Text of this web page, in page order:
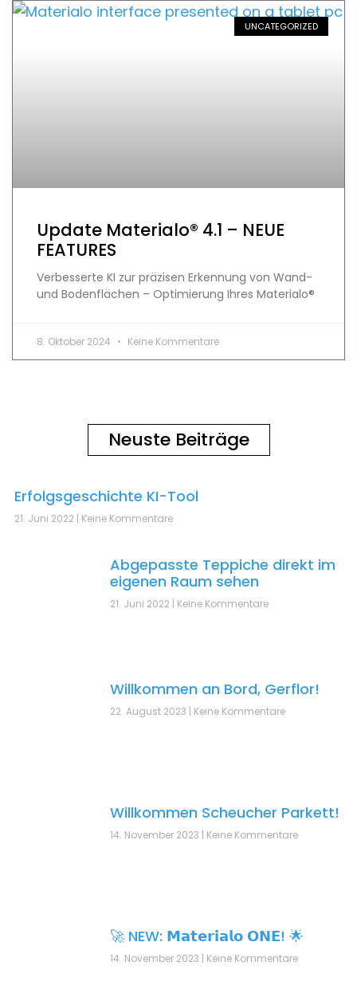
UNCATEGORIZED
Update Materialo® 4.1 – NEUE
FEATURES
Verbesserte KI zur präzisen Erkennung von Wand-
und Bodenflächen – Optimierung Ihres Materialo®
8. Oktober 2024 Keine Kommentare
Neuste Beiträge
Erfolgsgeschichte KI-Tool
21. Juni 2022 Keine Kommentare
Abgepasste Teppiche direkt im
eigenen Raum sehen
21. Juni 2022 Keine Kommentare
Willkommen an Bord, Gerflor!
22. August 2023 Keine Kommentare
Willkommen Scheucher Parkett!
14. November 2023 Keine Kommentare
🚀 NEW: 𝗠𝗮𝘁𝗲𝗿𝗶𝗮𝗹𝗼 𝗢𝗡𝗘! 🌟
14. November 2023 Keine Kommentare